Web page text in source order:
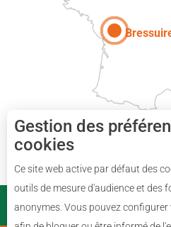
Gestion des
cookies
Ce site web active par défaut des
outils de mesure d'audience et des
anonymes. Vous pouvez